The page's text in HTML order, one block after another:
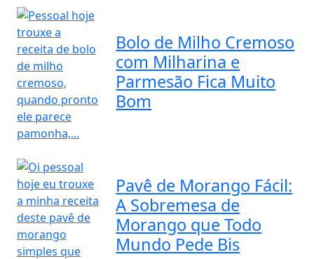
Bolo de Milho Cremoso
com Milharina e
Parmesão Fica Muito
Bom
Pavê de Morango Fácil:
A Sobremesa de
Morango que Todo
Mundo Pede Bis